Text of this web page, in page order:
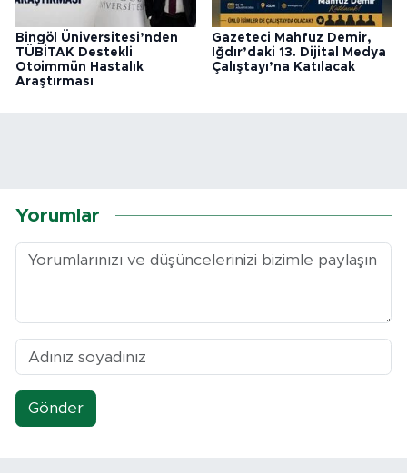
Bingöl Üniversitesi’nden
TÜBİTAK Destekli
Otoimmün Hastalık
Araştırması
Gazeteci Mahfuz Demir,
Iğdır’daki 13. Dijital Medya
Çalıştayı’na Katılacak
Yorumlar
Gönder